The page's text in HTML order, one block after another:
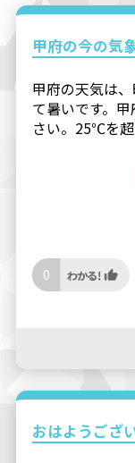
甲府の今の気
甲府の天気は
て暑いです。
さい。25℃を超
0
おはようござ